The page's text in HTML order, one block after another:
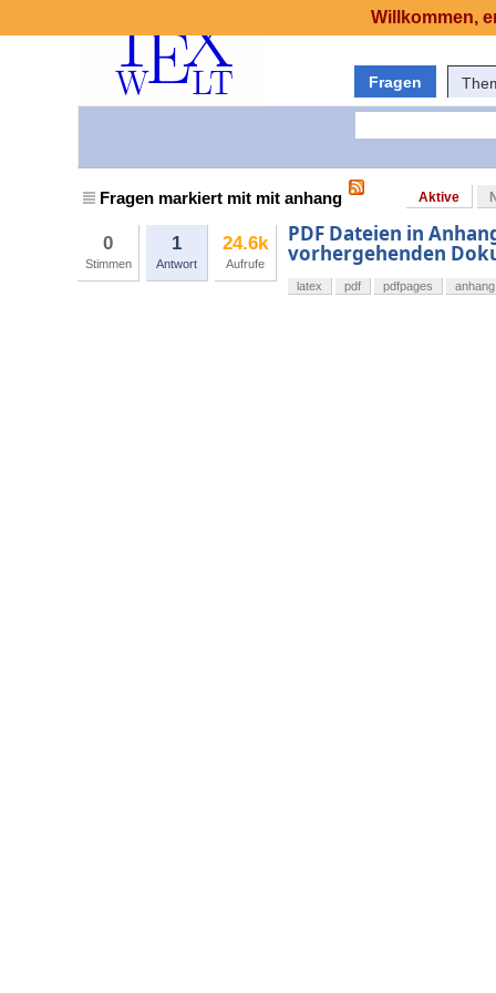
Fragen
Fragen markiert mit mit anhang Aktive
0
Stimmen
1
Antwort
24.6k
Aufrufe
PDF Dateien in
vorhergehenden
latex pdf pdfpages anhang
Willkommen,